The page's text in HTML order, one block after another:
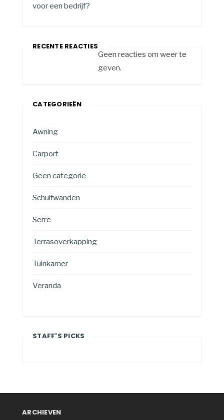
voor een bedrijf?
RECENTE REACTIES
Geen reacties om weer te
geven.
CATEGORIEËN
Awning
Carport
Geen categorie
Schuifwanden
Serre
Terrasoverkapping
Tuinkamer
Veranda
STAFF'S PICKS
ARCHIEVEN